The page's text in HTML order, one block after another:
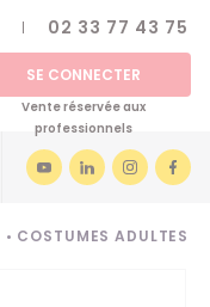
02 33 77 43 75
SE CONNECTER
Vente réservée aux
professionnels
• COSTUMES ADULTES